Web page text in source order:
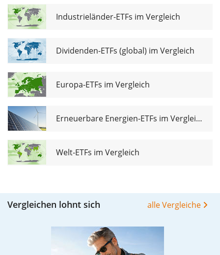
Industrieländer-ETFs im Vergleich
Dividenden-ETFs (global) im Vergleich
Europa-ETFs im Vergleich
Erneuerbare Energien-ETFs im Vergleich
Welt-ETFs im Vergleich
Vergleichen lohnt sich alle Vergleiche